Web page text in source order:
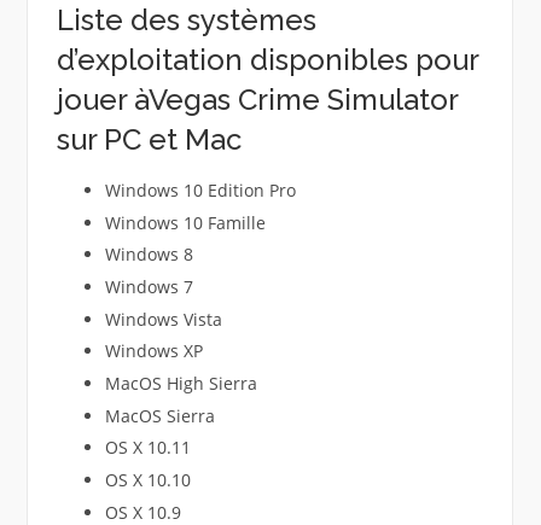
Liste des systèmes
d’exploitation disponibles pour
jouer àVegas Crime Simulator
sur PC et Mac
Windows 10 Edition Pro
Windows 10 Famille
Windows 8
Windows 7
Windows Vista
Windows XP
MacOS High Sierra
MacOS Sierra
OS X 10.11
OS X 10.10
OS X 10.9